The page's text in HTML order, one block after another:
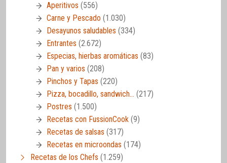
Aperitivos (556)
Carne y Pescado (1.030)
Desayunos saludables (334)
Entrantes (2.672)
Especias, hierbas aromáticas (83)
Pan y varios (208)
Pinchos y Tapas (220)
Pizza, bocadillo, sandwich… (217)
Postres (1.500)
Recetas con FussionCook (9)
Recetas de salsas (317)
Recetas en microondas (174)
Recetas de los Chefs (1.259)